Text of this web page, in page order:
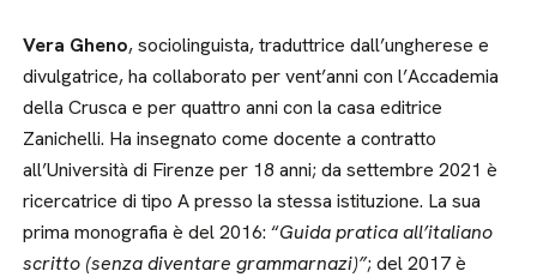
Vera Gheno, sociolinguista, traduttrice dall’ungherese e
divulgatrice, ha collaborato per vent’anni con l’Accademia
della Crusca e per quattro anni con la casa editrice
Zanichelli. Ha insegnato come docente a contratto
all’Università di Firenze per 18 anni; da settembre 2021 è
ricercatrice di tipo A presso la stessa istituzione. La sua
prima monografia è del 2016: “Guida pratica all’italiano
scritto (senza diventare grammarnazi)”; del 2017 è